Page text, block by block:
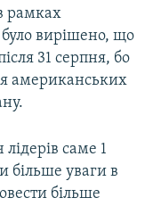
рамках
вирішено, що
31 серпня, бо
американських
лідерів саме 1
більше уваги в
більше